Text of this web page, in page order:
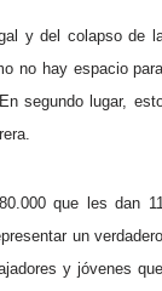
y del colapso de
no hay espacio
segundo lugar,
que les dan
un verdadero
y jóvenes que